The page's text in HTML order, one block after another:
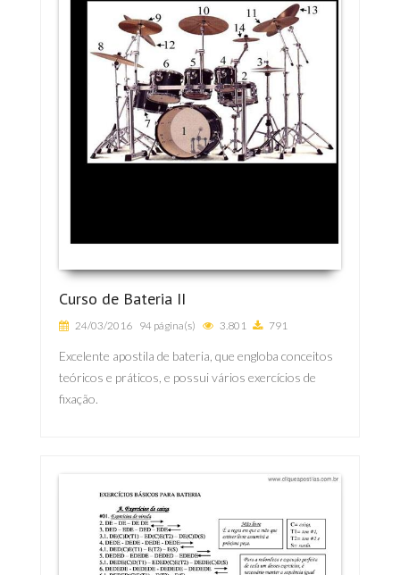
Curso de Bateria II
24/03/2016 94 página(s) 3.801 791
Excelente apostila de bateria, que engloba conceitos
teóricos e práticos, e possui vários exercícios de
fixação.